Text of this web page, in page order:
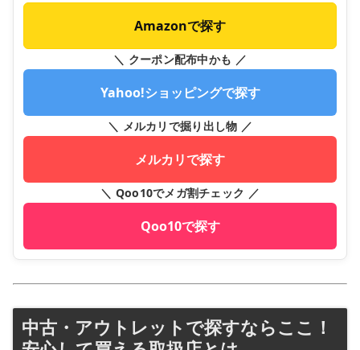
Amazonで探す
＼ クーポン配布中かも ／
Yahoo!ショッピングで探す
＼ メルカリで掘り出し物 ／
メルカリで探す
＼ Qoo10でメガ割チェック ／
Qoo10で探す
中古・アウトレットで探すならここ！